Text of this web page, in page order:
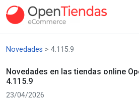
Novedades > 4.115.9
Novedades en las tiendas online
4.115.9
23/04/2026